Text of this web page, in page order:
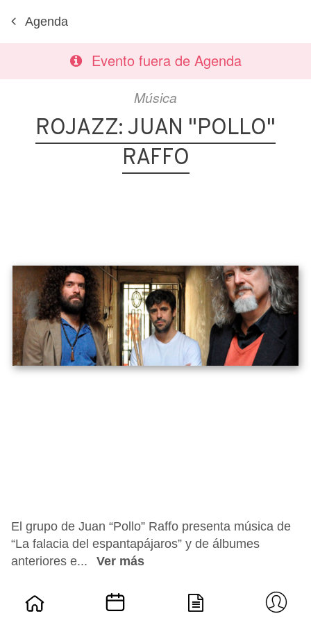
Agenda
Evento fuera de Agenda
Música
ROJAZZ: JUAN "POLLO"
RAFFO
El grupo de Juan “Pollo” Raffo presenta música de
“La falacia del espantapájaros” y de álbumes
anteriores e...
Ver más